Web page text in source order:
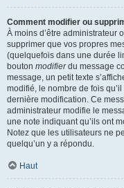
Comment modifier ou
À moins d’être administrateur
supprimer que vos propres
(quelquefois dans une durée
bouton modifierdu message
message, un petit texte
modifié, le nombre de fois
dernière modification. Ce
administrateur modifie le
une note indiquant qu’ils ont
Notez que les utilisateurs ne
quelqu’un y a répondu.
Haut